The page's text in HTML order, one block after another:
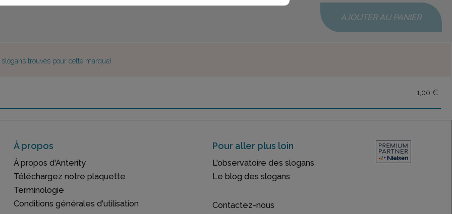
AJOUTER AU PANIER
trouvés pour cette marque)
1,00 €
À propos
À propos d'Anterity
Téléchargez notre plaquette
Terminologie
Conditions générales d'utilisation
Pour aller plus loin
L'observatoire des slogans
Le blog des slogans
Contactez-nous